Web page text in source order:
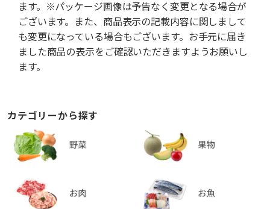
ます。※パッケージ画像は予告なく変更となる場合が
ございます。また、商品表示の記載内容に関しまして
も変更になっている場合もございます。お手元に届き
ました商品の表示をご確認いただきますようお願いし
ます。
カテゴリーから探す